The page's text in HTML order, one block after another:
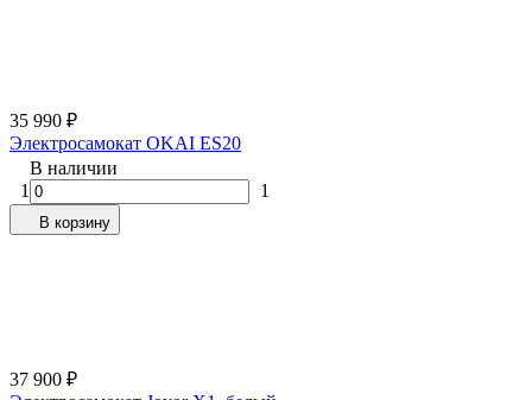
35 990 ₽
Электросамокат OKAI ES20
В наличии
1
1
В корзину
37 900 ₽